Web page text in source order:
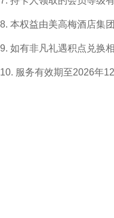
8. 本权益由美高梅酒店集
9. 如有非凡礼遇积点兑换
10. 服务有效期至2026年12